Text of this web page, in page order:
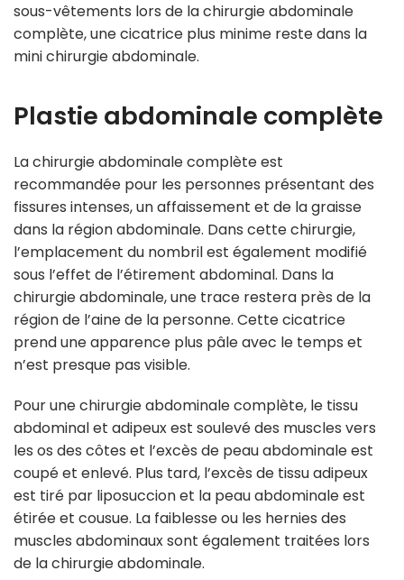
sous-vêtements lors de la chirurgie abdominale
complète, une cicatrice plus minime reste dans la
mini chirurgie abdominale.
Plastie abdominale complète
La chirurgie abdominale complète est
recommandée pour les personnes présentant des
fissures intenses, un affaissement et de la graisse
dans la région abdominale. Dans cette chirurgie,
l’emplacement du nombril est également modifié
sous l’effet de l’étirement abdominal. Dans la
chirurgie abdominale, une trace restera près de la
région de l’aine de la personne. Cette cicatrice
prend une apparence plus pâle avec le temps et
n’est presque pas visible.
Pour une chirurgie abdominale complète, le tissu
abdominal et adipeux est soulevé des muscles vers
les os des côtes et l’excès de peau abdominale est
coupé et enlevé. Plus tard, l’excès de tissu adipeux
est tiré par liposuccion et la peau abdominale est
étirée et cousue. La faiblesse ou les hernies des
muscles abdominaux sont également traitées lors
de la chirurgie abdominale.